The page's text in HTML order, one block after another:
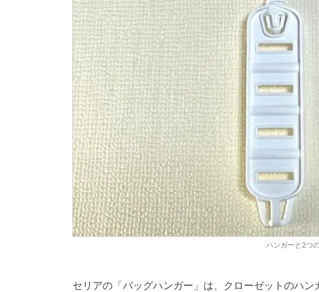
ハンガーと2つ
セリアの「バッグハンガー」は、クローゼットのハ